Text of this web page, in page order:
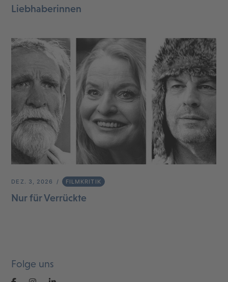
Liebhaberinnen
DEZ. 3, 2026 FILMKRITIK
Nur für Verrückte
Folge uns